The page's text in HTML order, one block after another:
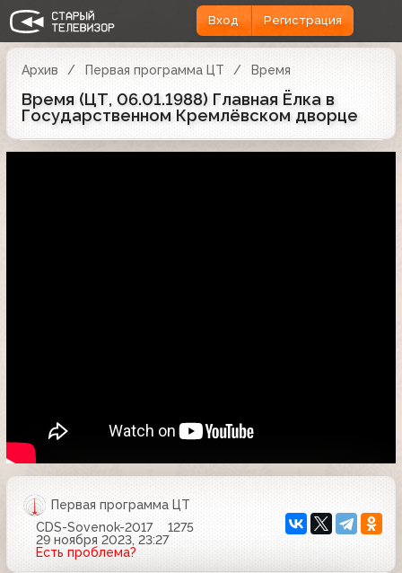
Вход Регистрация
Архив Первая программа ЦТ Время
Время (ЦТ, 06.01.1988) Главная Ёлка в
Государственном Кремлёвском дворце
Первая программа ЦТ
CDS-Sovenok-2017
1275
29 ноября 2023, 23:27
Есть проблема?